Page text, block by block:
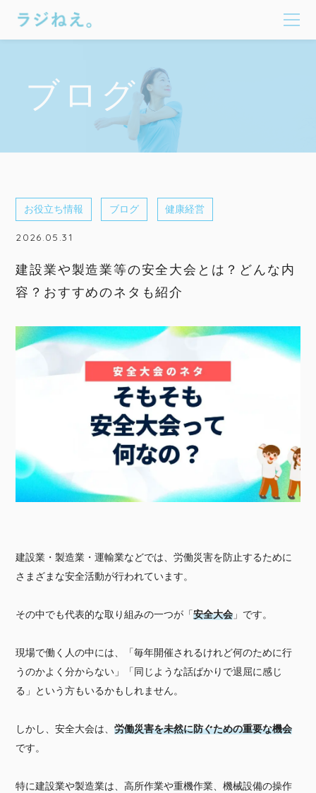
ブログ
お役立ち情報 ブログ 健康経営
2026.05.31
建設業や製造業等の安全大会とは？どんな内
容？おすすめのネタも紹介
建設業・製造業・運輸業などでは、労働災害を防止するために
さまざまな安全活動が行われています。
その中でも代表的な取り組みの一つが「安全大会 」です。
現場で働く人の中には、「毎年開催されるけれど何のために行
うのかよく分からない」「同じような話ばかりで退屈に感じ
る」という方もいるかもしれません。
しかし、安全大会は、労働災害を未然に防ぐための重要な機会
です。
特に建設業や製造業は、高所作業や重機作業、機械設備の操作